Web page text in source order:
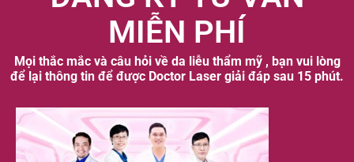
MIỄN PHÍ
Mọi thắc mắc và câu hỏi về da liễu thẩm mỹ , bạn vui lòng
để lại thông tin để được Doctor Laser giải đáp sau 15 phút.